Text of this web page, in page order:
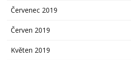
Červenec 2019
Červen 2019
Květen 2019